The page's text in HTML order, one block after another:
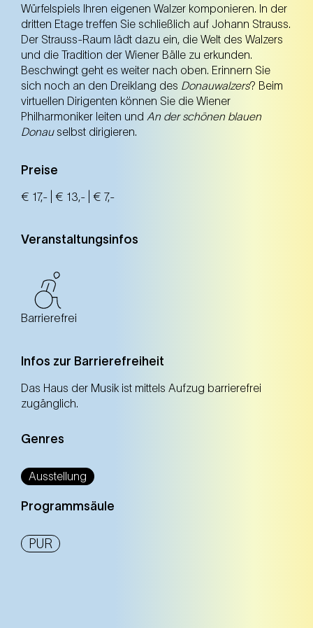
Fr
ab 10.00 Uhr
Sa
ab 10.00 Uhr
So
ab 10.00 Uhr
Würfelspiels Ihren eigenen Walzer komponieren. In der
dritten Etage treffen Sie schließlich auf Johann Strauss.
Der Strauss-Raum lädt dazu ein, die Welt des Walzers
und die Tradition der Wiener Bälle zu erkunden.
Beschwingt geht es weiter nach oben. Erinnern Sie
sich noch an den Dreiklang des Donauwalzers? Beim
virtuellen Dirigenten können Sie die Wiener
Philharmoniker leiten und An der schönen blauen
Donauselbst dirigieren.
Preise
€ 17,- | € 13,- | € 7,-
Veranstaltungsinfos
Barrierefrei
Infos zur Barrierefreiheit
Das Haus der Musik ist mittels Aufzug barrierefrei
zugänglich.
Genres
Ausstellung
Programmsäule
PUR